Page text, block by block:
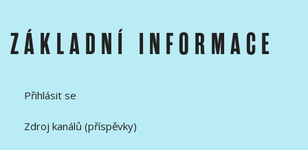
ZÁKLADNÍ INFORMACE
Přihlásit se
Zdroj kanálů (příspěvky)